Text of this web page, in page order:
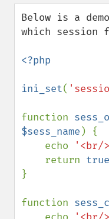
Below is a
which session
<?php
ini_set(
function
$sess_name ) {
    echo
'<br/
    return
true
}
function